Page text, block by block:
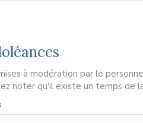
à modération par le
noter qu'il existe un temps